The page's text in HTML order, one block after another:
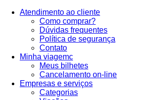
Atendimento ao cliente
Como comprar?
Dúvidas frequentes
Política de segurança
Contato
Minha viagemc
Meus bilhetes
Cancelamento on-line
Empresas e serviços
Categorias